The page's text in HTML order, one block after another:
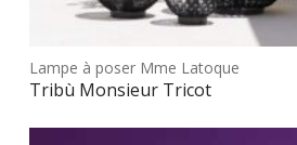
Choix des options
Lampe à poser Mme Latoque
Tribù Monsieur Tricot